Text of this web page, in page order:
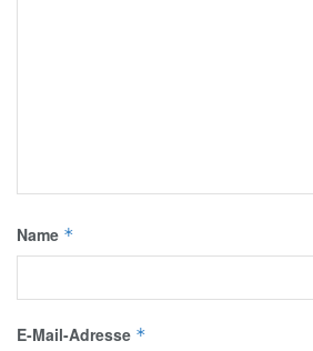
Name *
E-Mail-Adresse *